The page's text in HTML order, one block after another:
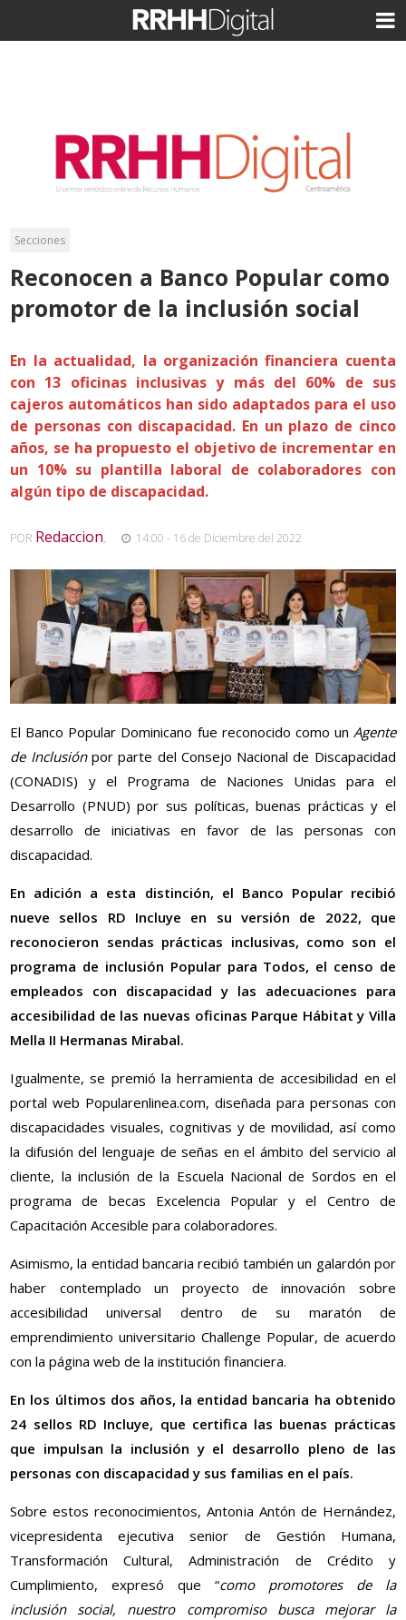
Secciones
Reconocen a Banco Popular como
promotor de la inclusión social
En la actualidad, la organización financiera cuenta
con 13 oficinas inclusivas y más del 60% de sus
cajeros automáticos han sido adaptados para el uso
de personas con discapacidad. En un plazo de cinco
años, se ha propuesto el objetivo de incrementar en
un 10% su plantilla laboral de colaboradores con
algún tipo de discapacidad.
POR Redaccion, 14:00 - 16 de Diciembre del 2022
El Banco Popular Dominicano fue reconocido como un Agente
de Inclusiónpor parte del Consejo Nacional de Discapacidad
(CONADIS) y el Programa de Naciones Unidas para el
Desarrollo (PNUD) por sus políticas, buenas prácticas y el
desarrollo de iniciativas en favor de las personas con
discapacidad.
En adición a esta distinción, el Banco Popular recibió
nueve sellos RD Incluye en su versión de 2022, que
reconocieron sendas prácticas inclusivas, como son el
programa de inclusión Popular para Todos, el censo de
empleados con discapacidad y las adecuaciones para
accesibilidad de las nuevas oficinas Parque Hábitat y Villa
Mella II Hermanas Mirabal.
Igualmente, se premió la herramienta de accesibilidad en el
portal web Popularenlinea.com, diseñada para personas con
discapacidades visuales, cognitivas y de movilidad, así como
la difusión del lenguaje de señas en el ámbito del servicio al
cliente, la inclusión de la Escuela Nacional de Sordos en el
programa de becas Excelencia Popular y el Centro de
Capacitación Accesible para colaboradores.
Asimismo, la entidad bancaria recibió también un galardón por
haber contemplado un proyecto de innovación sobre
accesibilidad universal dentro de su maratón de
emprendimiento universitario Challenge Popular, de acuerdo
con la página web de la institución financiera.
En los últimos dos años, la entidad bancaria ha obtenido
24 sellos RD Incluye, que certifica las buenas prácticas
que impulsan la inclusión y el desarrollo pleno de las
personas con discapacidad y sus familias en el país.
Sobre estos reconocimientos, Antonia Antón de Hernández,
vicepresidenta ejecutiva senior de Gestión Humana,
Transformación Cultural, Administración de Crédito y
Cumplimiento, expresó que “como promotores de la
inclusión social, nuestro compromiso busca mejorar la